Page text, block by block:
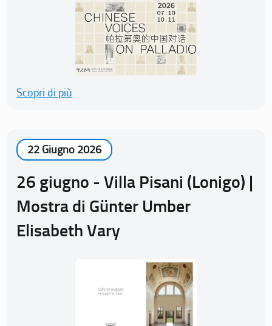
Scopri di più
22 Giugno 2026
26 giugno - Villa Pisani (Lonigo) |
Mostra di Günter Umber
Elisabeth Vary